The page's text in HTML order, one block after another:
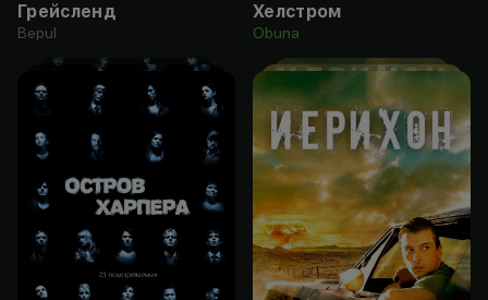
Грейсленд
Bepul
Хелстром
Obuna